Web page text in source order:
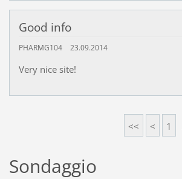
Good info
PHARMG104 23.09.2014
Very nice site!
<< < 1
Sondaggio